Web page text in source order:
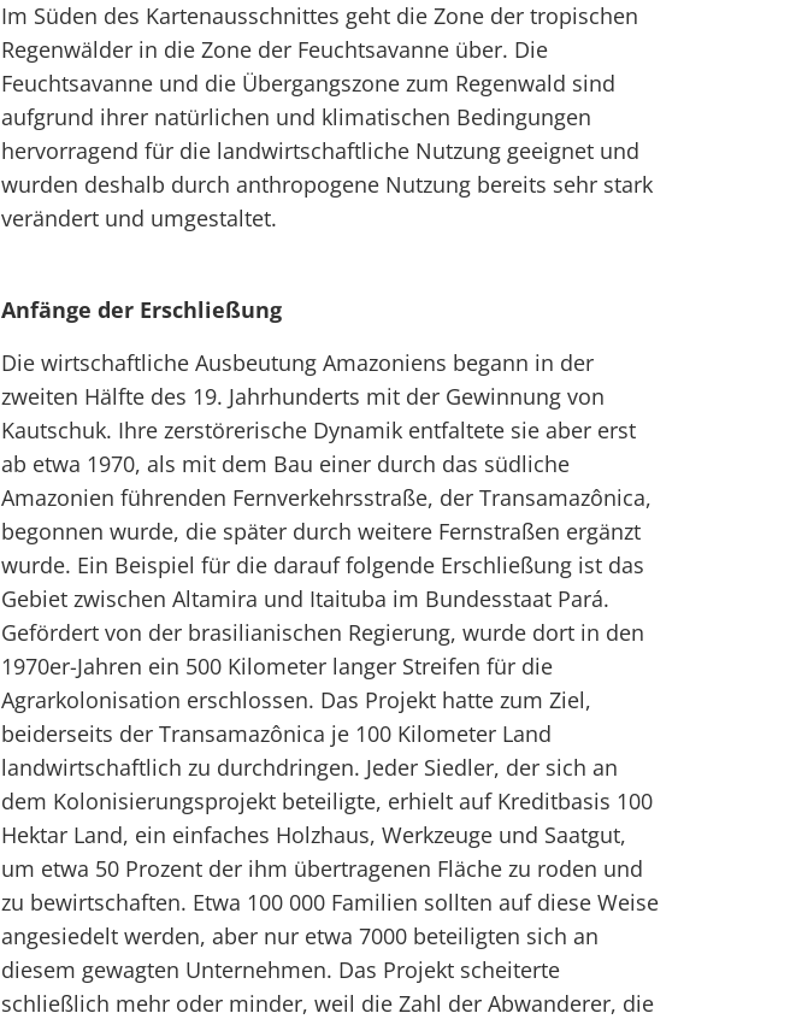
Im Süden des Kartenausschnittes geht die Zone der tropischen
Regenwälder in die Zone der Feuchtsavanne über. Die
Feuchtsavanne und die Übergangszone zum Regenwald sind
aufgrund ihrer natürlichen und klimatischen Bedingungen
hervorragend für die landwirtschaftliche Nutzung geeignet und
wurden deshalb durch anthropogene Nutzung bereits sehr stark
verändert und umgestaltet.
Anfänge der Erschließung
Die wirtschaftliche Ausbeutung Amazoniens begann in der
zweiten Hälfte des 19. Jahrhunderts mit der Gewinnung von
Kautschuk. Ihre zerstörerische Dynamik entfaltete sie aber erst
ab etwa 1970, als mit dem Bau einer durch das südliche
Amazonien führenden Fernverkehrsstraße, der Transamazônica,
begonnen wurde, die später durch weitere Fernstraßen ergänzt
wurde. Ein Beispiel für die darauf folgende Erschließung ist das
Gebiet zwischen Altamira und Itaituba im Bundesstaat Pará.
Gefördert von der brasilianischen Regierung, wurde dort in den
1970er-Jahren ein 500 Kilometer langer Streifen für die
Agrarkolonisation erschlossen. Das Projekt hatte zum Ziel,
beiderseits der Transamazônica je 100 Kilometer Land
landwirtschaftlich zu durchdringen. Jeder Siedler, der sich an
dem Kolonisierungsprojekt beteiligte, erhielt auf Kreditbasis 100
Hektar Land, ein einfaches Holzhaus, Werkzeuge und Saatgut,
um etwa 50 Prozent der ihm übertragenen Fläche zu roden und
zu bewirtschaften. Etwa 100 000 Familien sollten auf diese Weise
angesiedelt werden, aber nur etwa 7000 beteiligten sich an
diesem gewagten Unternehmen. Das Projekt scheiterte
schließlich mehr oder minder, weil die Zahl der Abwanderer, die